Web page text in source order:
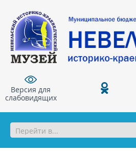
Версия для
слабовидящих